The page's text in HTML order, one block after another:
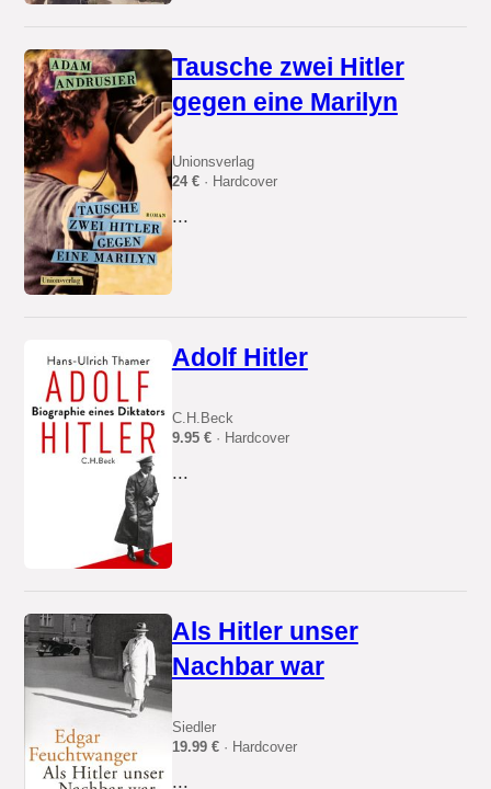
Tausche zwei Hitler
gegen eine Marilyn
Unionsverlag
24 €· Hardcover
...
Adolf Hitler
C.H.Beck
9.95 €· Hardcover
...
Als Hitler unser
Nachbar war
Siedler
19.99 €· Hardcover
...